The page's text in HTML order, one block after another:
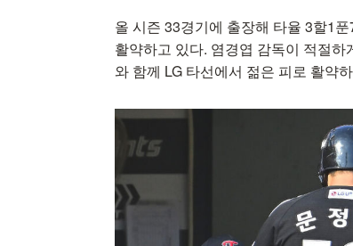
올 시즌 33경기에 출장해 타율 3할1
활약하고 있다. 염경엽 감독이 적절
와 함께 LG 타선에서 젊은 피로 활약